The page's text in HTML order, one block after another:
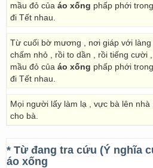
mầu đỏ của áo xống phấp phới
đi Tết nhau.
Từ cuối bờ mương , nơi giáp với
chấm nhỏ , rồi to dần , rồi tiếng cười ,
mầu đỏ của áo xống phấp phới
đi Tết nhau.
Mọi người lấy làm lạ , vực bà lên nhà
cho bà.
* Từ đang tra cứu (Ý nghĩa
áo xống